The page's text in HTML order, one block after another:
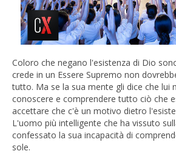
Coloro che negano l'esistenza di Dio
crede in un Essere Supremo non
tutto. Ma se la sua mente gli dice che lui
conoscere e comprendere tutto ciò che
accettare che c'è un motivo dietro
L'uomo più intelligente che ha vissuto
confessato la sua incapacità di
sole.